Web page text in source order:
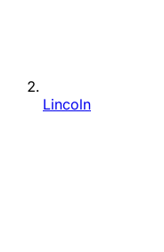
Lincoln